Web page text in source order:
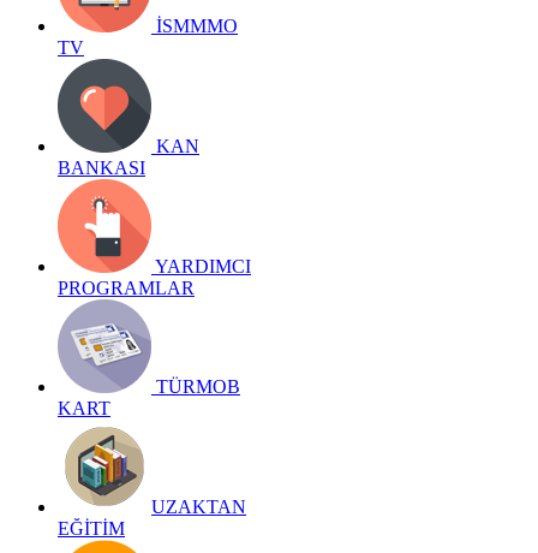
İSMMMO
TV
KAN
BANKASI
YARDIMCI
PROGRAMLAR
TÜRMOB
KART
UZAKTAN
EĞİTİM